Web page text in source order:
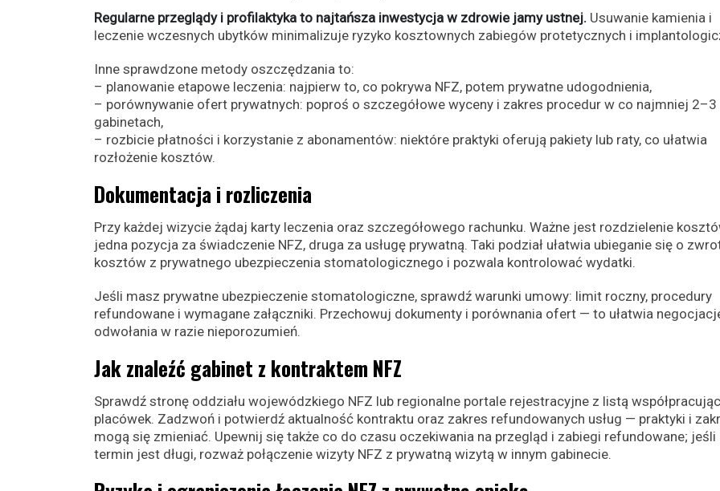
Regularne przeglądy i profilaktyka to najtańsza inwestycja w zdrowie jamy ustnej. Usuwanie kamienia i
leczenie wczesnych ubytków minimalizuje ryzyko kosztownych zabiegów protetycznych i
Inne sprawdzone metody oszczędzania to:
– planowanie etapowe leczenia: najpierw to, co pokrywa NFZ, potem prywatne udogodnienia,
– porównywanie ofert prywatnych: poproś o szczegółowe wyceny i zakres procedur w co najmniej 2–3
gabinetach,
– rozbicie płatności i korzystanie z abonamentów: niektóre praktyki oferują pakiety lub raty, co ułatwia
rozłożenie kosztów.
Dokumentacja i rozliczenia
Przy każdej wizycie żądaj karty leczenia oraz szczegółowego rachunku. Ważne jest rozdzielenie
jedna pozycja za świadczenie NFZ, druga za usługę prywatną. Taki podział ułatwia ubieganie się o
kosztów z prywatnego ubezpieczenia stomatologicznego i pozwala kontrolować wydatki.
Jeśli masz prywatne ubezpieczenie stomatologiczne, sprawdź warunki umowy: limit roczny, procedury
refundowane i wymagane załączniki. Przechowuj dokumenty i porównania ofert — to ułatwia
odwołania w razie nieporozumień.
Jak znaleźć gabinet z kontraktem NFZ
Sprawdź stronę oddziału wojewódzkiego NFZ lub regionalne portale rejestracyjne z listą
placówek. Zadzwoń i potwierdź aktualność kontraktu oraz zakres refundowanych usług — praktyki i
mogą się zmieniać. Upewnij się także co do czasu oczekiwania na przegląd i zabiegi refundowane; jeśli
termin jest długi, rozważ połączenie wizyty NFZ z prywatną wizytą w innym gabinecie.